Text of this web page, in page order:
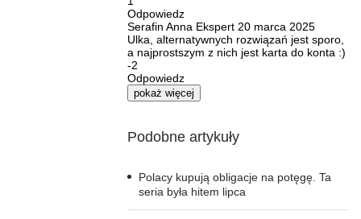
Odpowiedz
Serafin Anna Ekspert 20 marca 2025
Ulka, alternatywnych rozwiązań jest sporo,
a najprostszym z nich jest karta do konta :)
-2
Odpowiedz
pokaż więcej
Podobne artykuły
Polacy kupują obligacje na potęgę. Ta
seria była hitem lipca